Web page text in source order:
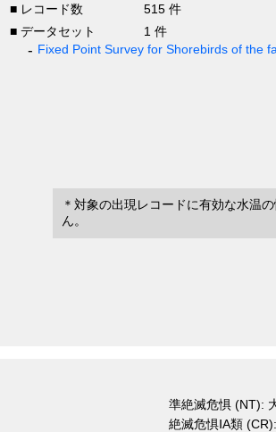
■ レコード数
515 件
■ データセット
1 件
Fixed Point Survey for Shorebirds of the
＊対象の出現レコードに有効な水温
ん。
準絶滅危惧 (NT):
絶滅危惧ⅠA類